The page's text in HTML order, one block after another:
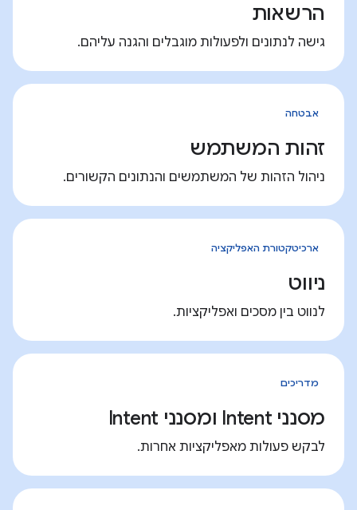
הרשאות
גישה לנתונים ולפעולות מוגבלים והגנה עליהם.
אבטחה
זהות המשתמש
ניהול הזהות של המשתמשים והנתונים הקשורים.
ארכיטקטורת האפליקציה
ניווט
לנווט בין מסכים ואפליקציות.
מדריכים
מסנני Intent ומסנני Intent
לבקש פעולות מאפליקציות אחרות.